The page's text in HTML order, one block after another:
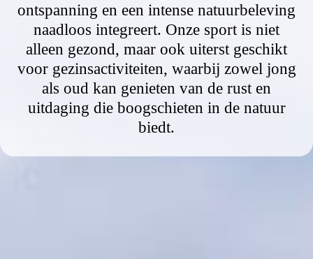
ontspanning en een intense natuurbeleving
naadloos integreert. Onze sport is niet
alleen gezond, maar ook uiterst geschikt
voor gezinsactiviteiten, waarbij zowel jong
als oud kan genieten van de rust en
uitdaging die boogschieten in de natuur
biedt.